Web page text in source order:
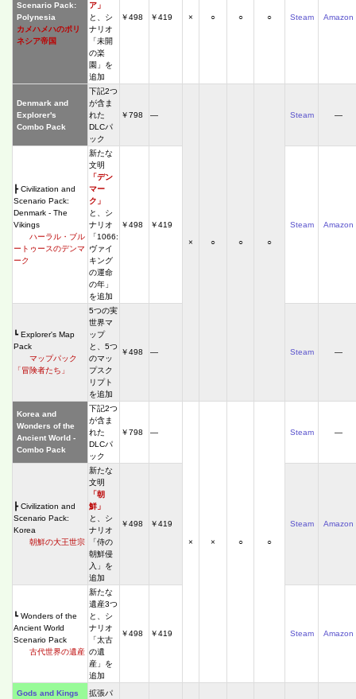
Scenario Pack:
Polynesia
カメハメハのポリ
ネシア帝国
ア」
と、シ
ナリオ
「未開
の楽
園」を
追加
￥498 ￥419 × ○ ○ ○ Steam Amazon
Denmark and
Explorer's
Combo Pack
下記2つ
が含ま
れた
DLCパ
ック
￥798 ―
× ○ ○ ○
Steam ―
┣ Civilization and
Scenario Pack:
Denmark - The
Vikings
ハーラル・ブル
ートゥースのデンマ
ーク
新たな
文明
「デン
マー
ク」
と、シ
ナリオ
「1066:
ヴァイ
キング
の運命
の年」
を追加
￥498 ￥419 Steam Amazon
┗ Explorer's Map
Pack
マップパック
「冒険者たち」
5つの実
世界マ
ップ
と、5つ
のマッ
プスク
リプト
を追加
￥498 ― Steam ―
Korea and
Wonders of the
Ancient World -
Combo Pack
下記2つ
が含ま
れた
DLCパ
ック
￥798 ―
× × ○ ○
Steam ―
┣ Civilization and
Scenario Pack:
Korea
朝鮮の大王世宗
新たな
文明
「朝
鮮」
と、シ
ナリオ
「侍の
朝鮮侵
入」を
追加
￥498 ￥419 Steam Amazon
┗ Wonders of the
Ancient World
Scenario Pack
古代世界の遺産
新たな
遺産3つ
と、シ
ナリオ
「太古
の遺
産」を
追加
￥498 ￥419 Steam Amazon
Gods and Kings
拡張パ